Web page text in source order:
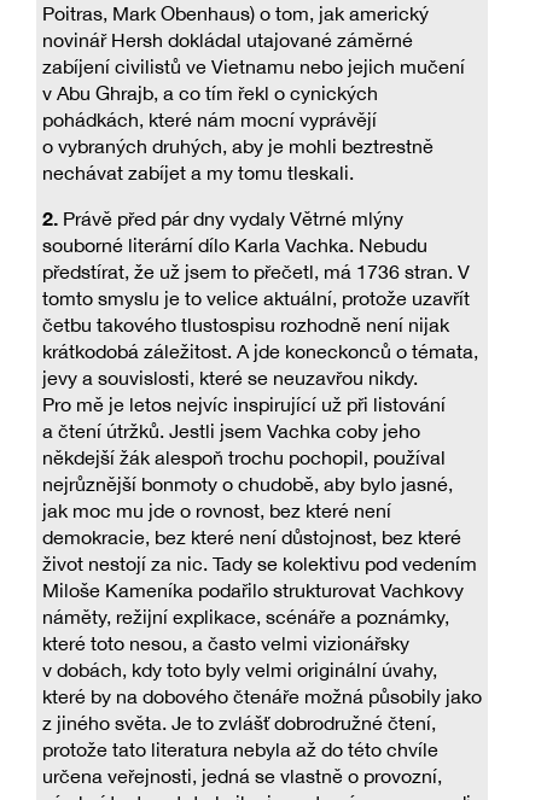
Poitras, Mark Obenhaus) o tom, jak americký
novinář Hersh dokládal utajované záměrné
zabíjení civilistů ve Vietnamu nebo jejich mučení
v Abu Ghrajb, a co tím řekl o cynických
pohádkách, které nám mocní vyprávějí
o vybraných druhých, aby je mohli beztrestně
nechávat zabíjet a my tomu tleskali.
2. Právě před pár dny vydaly Větrné mlýny
souborné literární dílo Karla Vachka. Nebudu
předstírat, že už jsem to přečetl, má 1736 stran. V
tomto smyslu je to velice aktuální, protože uzavřít
četbu takového tlustospisu rozhodně není nijak
krátkodobá záležitost. A jde koneckonců o témata,
jevy a souvislosti, které se neuzavřou nikdy.
Pro mě je letos nejvíc inspirující už při listování
a čtení útržků. Jestli jsem Vachka coby jeho
někdejší žák alespoň trochu pochopil, používal
nejrůznější bonmoty o chudobě, aby bylo jasné,
jak moc mu jde o rovnost, bez které není
demokracie, bez které není důstojnost, bez které
život nestojí za nic. Tady se kolektivu pod vedením
Miloše Kameníka podařilo strukturovat Vachkovy
náměty, režijní explikace, scénáře a poznámky,
které toto nesou, a často velmi vizionářsky
v dobách, kdy toto byly velmi originální úvahy,
které by na dobového čtenáře možná působily jako
z jiného světa. Je to zvlášť dobrodružné čtení,
protože tato literatura nebyla až do této chvíle
určena veřejnosti, jedná se vlastně o provozní,